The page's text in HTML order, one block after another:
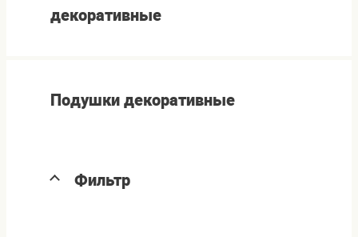
декоративные
Подушки декоративные
Фильтр